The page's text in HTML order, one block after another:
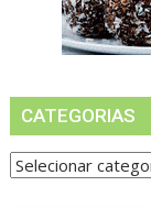
CATEGORIAS
Categorias